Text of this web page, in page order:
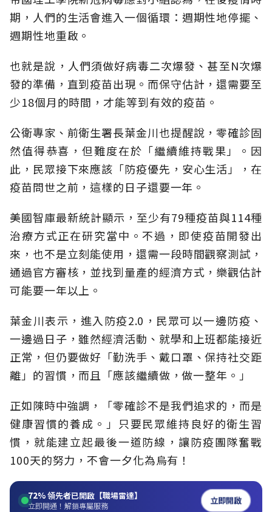
期，人們的生活會進入一個循環：週期性地停擺、
週期性地重啟。
也就是說，人們須做好病毒二次爆發、甚至N次爆
發的準備，直到疫苗出現。而保守估計，還需要至
少18個月的時間，才能等到有效的疫苗。
公衛專家、前衛生署長葉金川也提醒說，零確診固
然值得恭喜，但難度在於「繼續維持戰果」。因
此，民眾接下來應該「防疫優先，安心生活」，在
疫苗問世之前，這樣的日子還要一年。
美國智庫最新統計顯示，至少有79種疫苗與114種
治療方式正在研究當中。不過，即使疫苗開發出
來，也不是立刻能使用，還需一段時間觀察測試，
通過官方審核，並找到量產的經濟方式，樂觀估計
可能要一年以上。
葉金川表示，進入防疫2.0，民眾可以一邊防疫、
一邊過日子，雖然經濟活動、就學和上班都能接近
正常，但仍要做好「勤洗手、戴口罩、保持社交距
離」的習慣，而且「應該繼續做，做一整年。」
正如陳時中強調，「零確診不是我們追求的，而是
健康習慣的養成。」只要民眾維持良好的衛生習
慣，就能建立起最後一道防線，讓防疫團隊奮戰
100天的努力，不會一夕化為烏有！
72%領先者已開啟【職場雷達】
立即開通！解鎖專屬服務 立即開啟